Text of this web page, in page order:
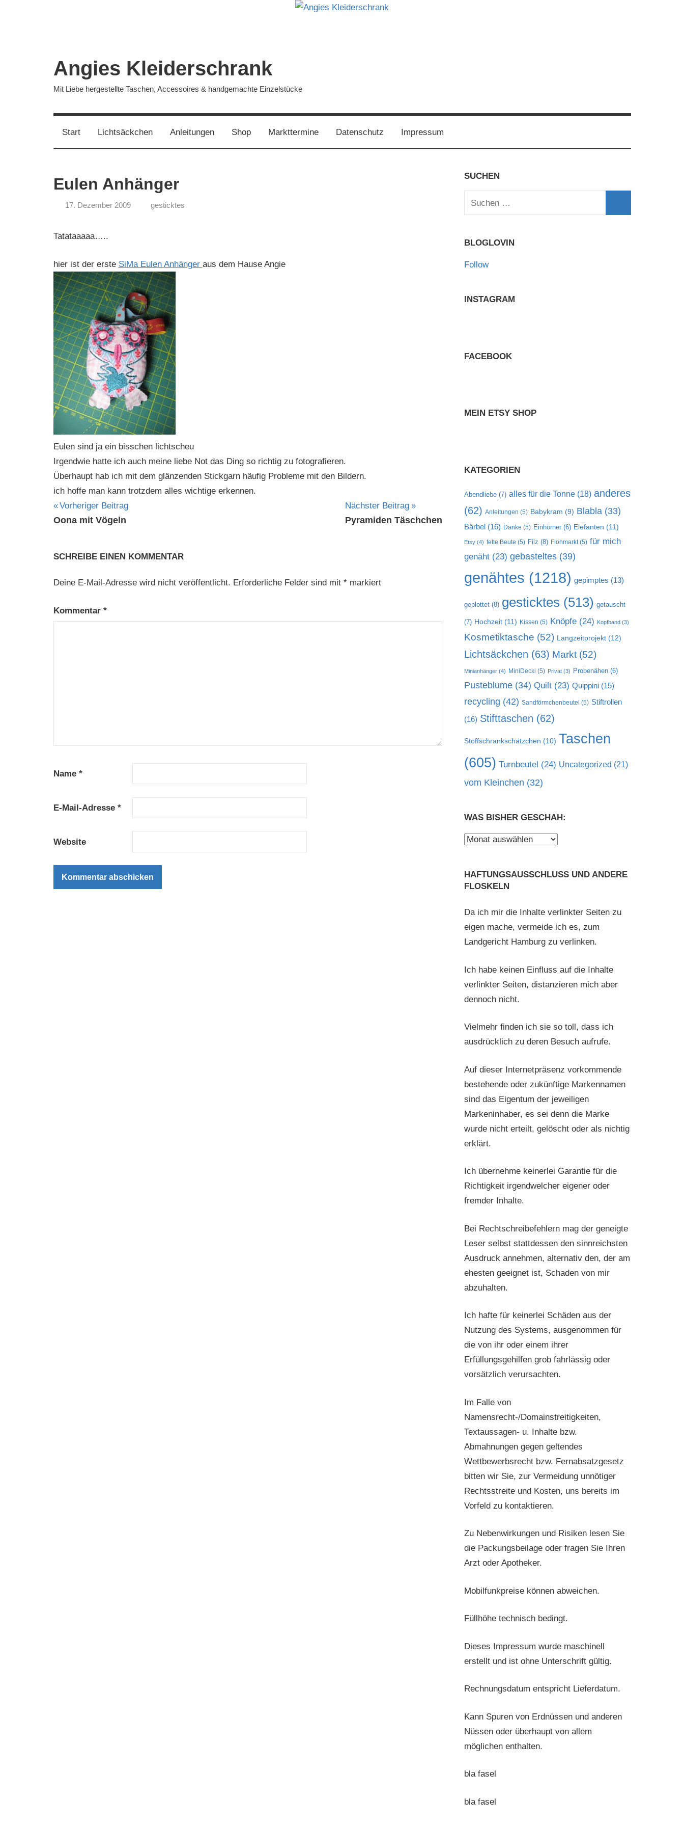
Angies Kleiderschrank
Mit Liebe hergestellte Taschen, Accessoires & handgemachte Einzelstücke
Start Lichtsäckchen Anleitungen Shop Markttermine Datenschutz Impressum
Eulen Anhänger
17. Dezember 2009
gesticktes
Tatataaaaa…..
hier ist der erste SiMa Eulen Anhänger aus dem Hause Angie
Eulen sind ja ein bisschen lichtscheu
Irgendwie hatte ich auch meine liebe Not das Ding so richtig zu fotografieren.
Überhaupt hab ich mit dem glänzenden Stickgarn häufig Probleme mit den Bildern.
ich hoffe man kann trotzdem alles wichtige erkennen.
Beitragsnavigation
Vorheriger Beitrag
Oona mit Vögeln
Nächster Beitrag
Pyramiden Täschchen
SCHREIBE EINEN KOMMENTAR
Deine E-Mail-Adresse wird nicht veröffentlicht. Erforderliche Felder sind mit *markiert
Kommentar *
Name *
E-Mail-Adresse *
Website
SUCHEN
Suchen
nach:
BLOGLOVIN
Follow
INSTAGRAM
FACEBOOK
MEIN ETSY SHOP
KATEGORIEN
Abendliebe(7) alles für die Tonne(18) anderes
(62) Anleitungen (5) Babykram (9) Blabla (33)
Bärbel(16) Danke (5) Einhörner(6) Elefanten (11)
Etsy(4) fette Beute (5) Filz (8) Flohmarkt(5) für mich
genäht(23) gebasteltes(39)
genähtes (1218) gepimptes (13)
geplottet(8) gesticktes (513) getauscht
(7) Hochzeit(11) Kissen (5) Knöpfe(24) Kopfband(3)
Kosmetiktasche (52) Langzeitprojekt(12)
Lichtsäckchen (63) Markt(52)
Minianhänger(4) MiniDecki (5) Privat(3) Probenähen(6)
Pusteblume(34) Quilt(23) Quippini(15)
recycling (42) Sandförmchenbeutel (5) Stiftrollen
(16) Stifttaschen (62)
Stoffschrankschätzchen (10) Taschen
(605) Turnbeutel (24) Uncategorized (21)
vom Kleinchen (32)
WAS BISHER GESCHAH:
Was
HAFTUNGSAUSSCHLUSS UND ANDERE
FLOSKELN
Da ich mir die Inhalte verlinkter Seiten zu
eigen mache, vermeide ich es, zum
Landgericht Hamburg zu verlinken.
Ich habe keinen Einfluss auf die Inhalte
verlinkter Seiten, distanzieren mich aber
dennoch nicht.
Vielmehr finden ich sie so toll, dass ich
ausdrücklich zu deren Besuch aufrufe.
Auf dieser Internetpräsenz vorkommende
bestehende oder zukünftige Markennamen
sind das Eigentum der jeweiligen
Markeninhaber, es sei denn die Marke
wurde nicht erteilt, gelöscht oder als nichtig
erklärt.
Ich übernehme keinerlei Garantie für die
Richtigkeit irgendwelcher eigener oder
fremder Inhalte.
Bei Rechtschreibefehlern mag der geneigte
Leser selbst stattdessen den sinnreichsten
Ausdruck annehmen, alternativ den, der am
ehesten geeignet ist, Schaden von mir
abzuhalten.
Ich hafte für keinerlei Schäden aus der
Nutzung des Systems, ausgenommen für
die von ihr oder einem ihrer
Erfüllungsgehilfen grob fahrlässig oder
vorsätzlich verursachten.
Im Falle von
Namensrecht-/Domainstreitigkeiten,
Textaussagen- u. Inhalte bzw.
Abmahnungen gegen geltendes
Wettbewerbsrecht bzw. Fernabsatzgesetz
bitten wir Sie, zur Vermeidung unnötiger
Rechtsstreite und Kosten, uns bereits im
Vorfeld zu kontaktieren.
Zu Nebenwirkungen und Risiken lesen Sie
die Packungsbeilage oder fragen Sie Ihren
Arzt oder Apotheker.
Mobilfunkpreise können abweichen.
Füllhöhe technisch bedingt.
Dieses Impressum wurde maschinell
erstellt und ist ohne Unterschrift gültig.
Rechnungsdatum entspricht Lieferdatum.
Kann Spuren von Erdnüssen und anderen
Nüssen oder überhaupt von allem
möglichen enthalten.
bla fasel
bla fasel